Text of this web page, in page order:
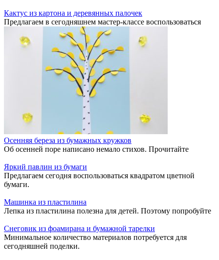
Кактус из картона и деревянных палочек
Предлагаем в сегодняшнем мастер-классе воспользоваться
Осенняя береза из бумажных кружков
Об осенней поре написано немало стихов. Прочитайте
Яркий павлин из бумаги
Предлагаем сегодня воспользоваться квадратом цветной
бумаги.
Машинка из пластилина
Лепка из пластилина полезна для детей. Поэтому попробуйте
Снеговик из фоамирана и бумажной тарелки
Минимальное количество материалов потребуется для
сегодняшней поделки.